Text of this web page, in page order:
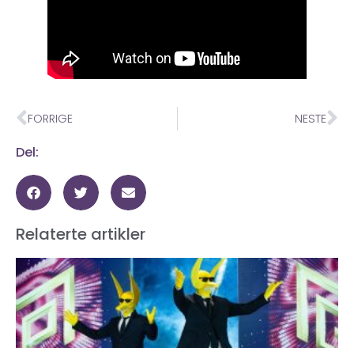
FORRIGE NESTE
Del:
Relaterte artikler